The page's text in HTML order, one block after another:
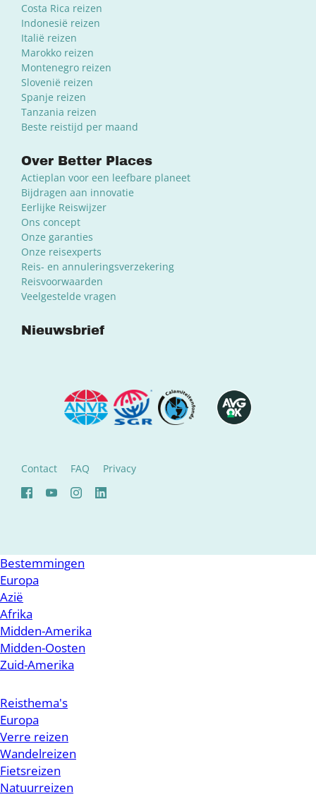
Costa Rica reizen
Indonesië reizen
Italië reizen
Marokko reizen
Montenegro reizen
Slovenië reizen
Spanje reizen
Tanzania reizen
Beste reistijd per maand
Over Better Places
Actieplan voor een leefbare planeet
Bijdragen aan innovatie
Eerlijke Reiswijzer
Ons concept
Onze garanties
Onze reisexperts
Reis- en annuleringsverzekering
Reisvoorwaarden
Veelgestelde vragen
Nieuwsbrief
Contact FAQ Privacy
Bestemmingen
Europa
Azië
Afrika
Midden-Amerika
Midden-Oosten
Zuid-Amerika
Reisthema's
Europa
Verre reizen
Wandelreizen
Fietsreizen
Natuurreizen